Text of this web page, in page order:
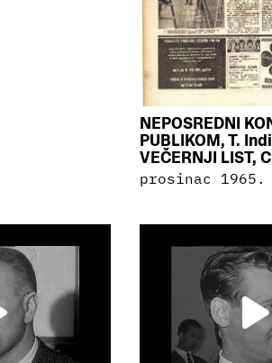
NEPOSREDNI
PUBLIKOM, T.
VEČERNJI LIST,
prosinac 1965.